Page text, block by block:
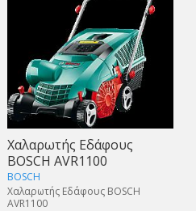
Χαλαρωτής Εδάφους
BOSCH AVR1100
BOSCH
Χαλαρωτής Εδάφους BOSCH
AVR1100